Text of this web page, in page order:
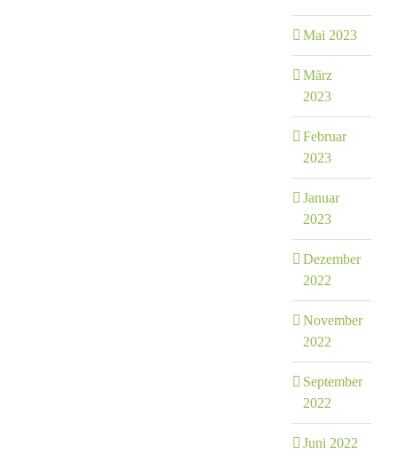
Mai 2023
März
2023
Februar
2023
Januar
2023
Dezember
2022
November
2022
September
2022
Juni 2022